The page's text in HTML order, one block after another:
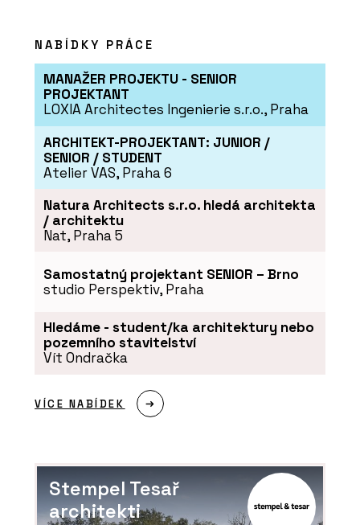
NABÍDKY PRÁCE
MANAŽER PROJEKTU - SENIOR
PROJEKTANT
LOXIA Architectes Ingenierie s.r.o., Praha
ARCHITEKT-PROJEKTANT: JUNIOR /
SENIOR / STUDENT
Atelier VAS, Praha 6
Natura Architects s.r.o. hledá architekta
/ architektu
Nat, Praha 5
Samostatný projektant SENIOR – Brno
studio Perspektiv, Praha
Hledáme - student/ka architektury nebo
pozemního stavitelství
Vít Ondračka
VÍCE NABÍDEK
Stempel Tesař
architekti